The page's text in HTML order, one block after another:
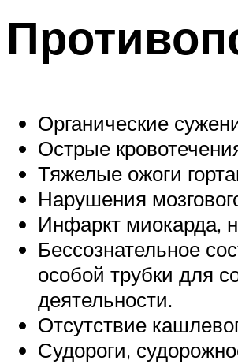
Органические
Острые
Тяжелые ожоги
Нарушения
Инфаркт миокарда,
Бессознательное
особой трубки для
деятельности.
Отсутствие
Судороги,